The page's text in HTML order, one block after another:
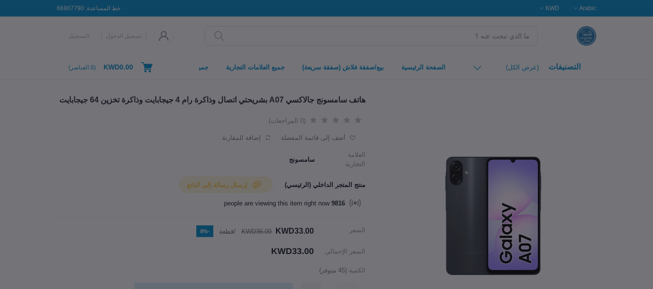
Arabic
KWD خط المساعدة: 66907790
تسجيل الدخول التسجيل
التصنيفات (عرض الكل) الصفحة الرئيسية بيع/صفقة فلاش (صفقة سريعة) جميع العلامات التجارية جميع التصنيفات KWD0.00
(
0 العناصر)
هاتف سامسونج جالاكسي A07 بشريحتي اتصال وذاكرة رام 4 جيجابايت وذاكرة تخزين 64 جيجابايت
(0 المراجعات)
أضف إلى قائمة المفضلة إضافة للمقارنة
العلامة
التجارية
سامسونج
منتج المتجر الداخلي (الرئيسي)
9816
people are viewing this item right now
السعر KWD33.00
KWD36.00 /قطعة -8%
السعر الإجمالي KWD33.00
الكمية (
45 متوفر)